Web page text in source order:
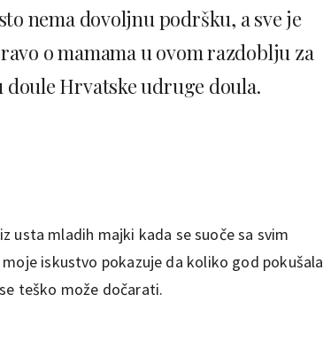
nema dovoljnu podršku, a sve je
o mamama u ovom razdoblju za
Hrvatske udruge doula.
usta mladih majki kada se suoče sa svim
iskustvo pokazuje da koliko god pokušala
teško može dočarati.